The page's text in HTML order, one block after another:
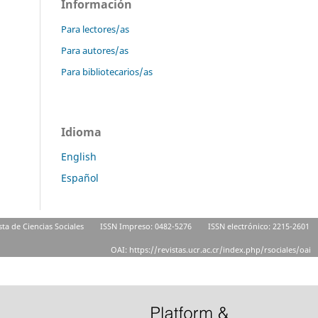
Información
Para lectores/as
Para autores/as
Para bibliotecarios/as
Idioma
English
Español
de Ciencias Sociales ISSN Impreso: 0482-5276 ISSN electrónico: 2215-2601
OAI: https://revistas.ucr.ac.cr/index.php/rsociales/oai